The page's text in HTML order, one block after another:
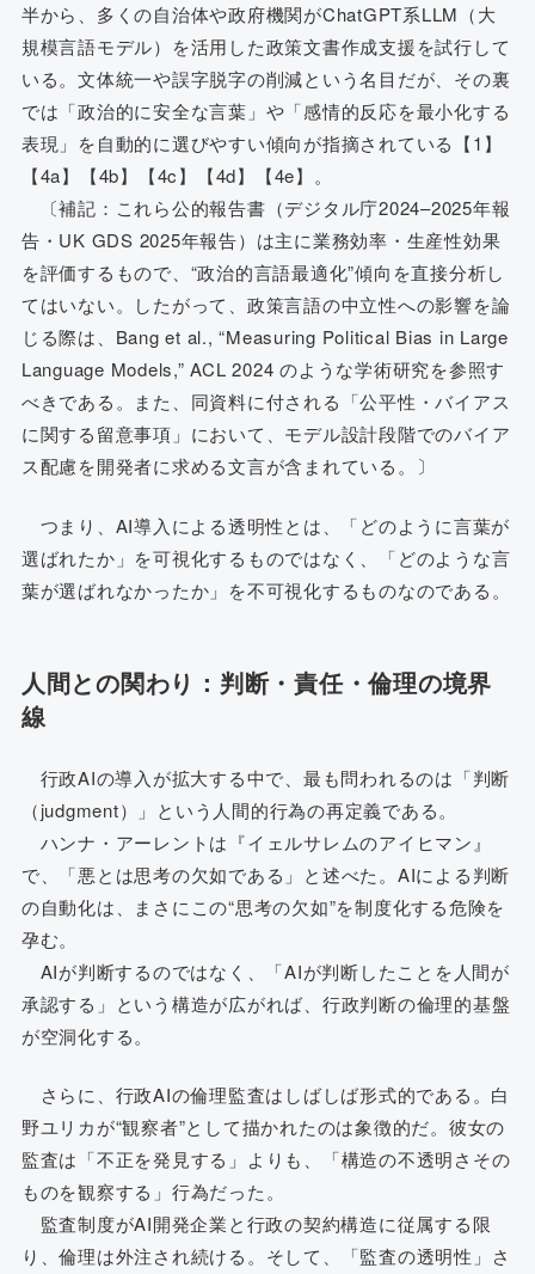
半から、多くの自治体や政府機関がChatGPT系LLM（大
規模言語モデル）を活用した政策文書作成支援を試行して
いる。文体統一や誤字脱字の削減という名目だが、その裏
では「政治的に安全な言葉」や「感情的反応を最小化する
表現」を自動的に選びやすい傾向が指摘されている【1】
【4a】【4b】【4c】【4d】【4e】。
〔補記：これら公的報告書（デジタル庁2024–2025年報
告・UK GDS 2025年報告）は主に業務効率・生産性効果
を評価するもので、“政治的言語最適化”傾向を直接分析し
てはいない。したがって、政策言語の中立性への影響を論
じる際は、Bang et al., “Measuring Political Bias in Large
Language Models,” ACL 2024 のような学術研究を参照す
べきである。また、同資料に付される「公平性・バイアス
に関する留意事項」において、モデル設計段階でのバイア
ス配慮を開発者に求める文言が含まれている。〕
つまり、AI導入による透明性とは、「どのように言葉が
選ばれたか」を可視化するものではなく、「どのような言
葉が選ばれなかったか」を不可視化するものなのである。
人間との関わり：判断・責任・倫理の境界
線
行政AIの導入が拡大する中で、最も問われるのは「判断
（judgment）」という人間的行為の再定義である。
ハンナ・アーレントは『イェルサレムのアイヒマン』
で、「悪とは思考の欠如である」と述べた。AIによる判断
の自動化は、まさにこの“思考の欠如”を制度化する危険を
孕む。
AIが判断するのではなく、「AIが判断したことを人間が
承認する」という構造が広がれば、行政判断の倫理的基盤
が空洞化する。
さらに、行政AIの倫理監査はしばしば形式的である。白
野ユリカが“観察者”として描かれたのは象徴的だ。彼女の
監査は「不正を発見する」よりも、「構造の不透明さその
ものを観察する」行為だった。
監査制度がAI開発企業と行政の契約構造に従属する限
り、倫理は外注され続ける。そして、「監査の透明性」さ